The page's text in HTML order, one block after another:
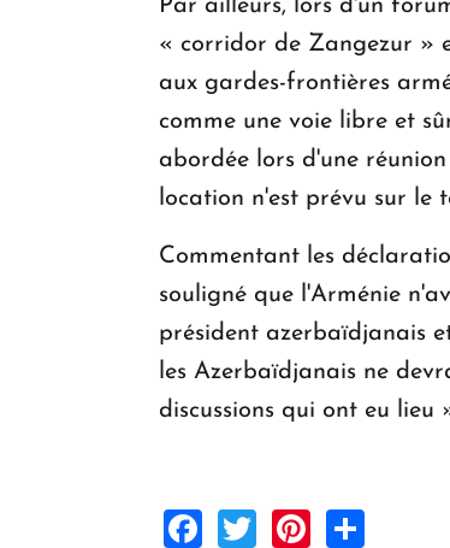
Par ailleurs, lors d'un
« corridor de Zangezur »
aux gardes-frontières
comme une voie libre et
abordée lors d'une
location n'est prévu sur le
Commentant les
souligné que l'Arménie
président azerbaïdjanais
les Azerbaïdjanais ne
discussions qui ont eu lieu
Facebook
TwitterPinterest